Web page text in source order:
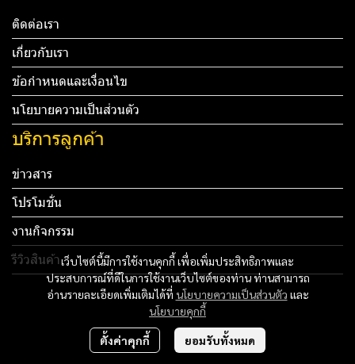
เว็บไซต์นี้มีการใช้งานคุกกี้ เพื่อเพิ่มประสิทธิภาพและ
ประสบการณ์ที่ดีในการใช้งานเว็บไซต์ของท่าน ท่านสามารถ
อ่านรายละเอียดเพิ่มเติมได้ที่ นโยบายความเป็นส่วนตัว และ
นโยบายคุกกี้
ตั้งค่าคุกกี้ ยอมรับทั้งหมด
ติดต่อเรา
เกี่ยวกับเรา
ข้อกำหนดและเงื่อนไข
นโยบายความเป็นส่วนตัว
บริการลูกค้า
ข่าวสาร
โปรโมชั่น
งานกิจกรรม
รีวิวสินค้า
Tel: 012 345 67890 Email: mail@yourdomain.com